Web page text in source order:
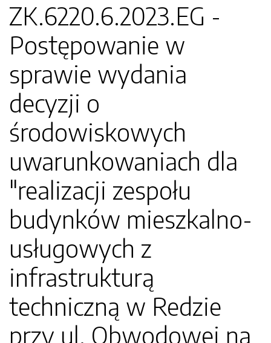
ZK.6220.6.2023.EG -
Postępowanie w
sprawie wydania
decyzji o
środowiskowych
uwarunkowaniach dla
"realizacji zespołu
budynków mieszkalno-
usługowych z
infrastrukturą
techniczną w Redzie
przy ul. Obwodowej na